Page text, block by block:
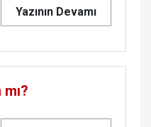
Yazının Devamı